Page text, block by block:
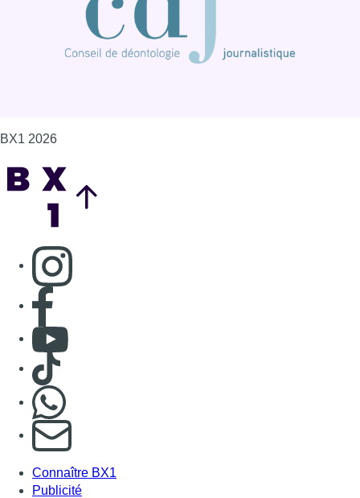
BX1 2026
Consulter page Instagram
Consulter page Facebook
Consulter Youtube
Consulter TikTok
S'abonner à notre newsletter
Connaître BX1
Publicité